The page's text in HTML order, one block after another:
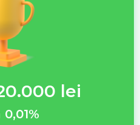
lei